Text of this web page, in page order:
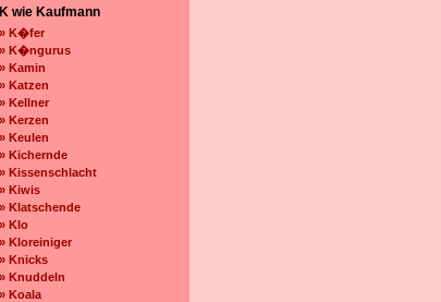
K wie Kaufmann
» K�fer
» K�ngurus
» Kamin
» Katzen
» Kellner
» Kerzen
» Keulen
» Kichernde
» Kissenschlacht
» Kiwis
» Klatschende
» Klo
» Kloreiniger
» Knicks
» Knuddeln
» Koala